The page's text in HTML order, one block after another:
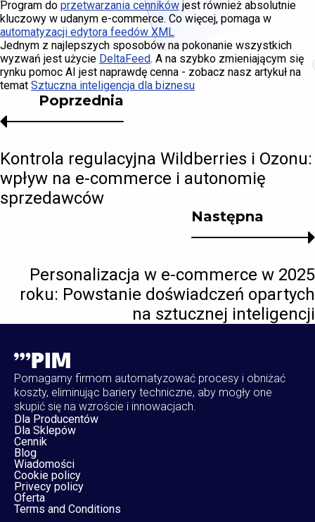
Program do przetwarzania cenników jest również absolutnie
kluczowy w udanym e-commerce. Co więcej, pomaga w
automatyzacji edytora feedów XML
Jednym z najlepszych sposobów na pokonanie wszystkich
wyzwań jest użycie DeltaFeed. A na szybko zmieniającym się
rynku pomoc AI jest naprawdę cenna - zobacz nasz artykuł na
temat Sztuczna inteligencja dla biznesu
Następna
Personalizacja w e-commerce w 2025
roku: Powstanie doświadczeń opartych
na sztucznej inteligencji
Poprzednia
Kontrola regulacyjna Wildberries i Ozonu:
wpływ na e-commerce i autonomię
sprzedawców
Pomagamy firmom automatyzować procesy i obniżać
koszty, eliminując bariery techniczne, aby mogły one
skupić się na wzroście i innowacjach.
Dla Producentów
Dla Sklepów
Cennik
Blog
Wiadomości
Cookie policy
Privecy policy
Oferta
Terms and Conditions